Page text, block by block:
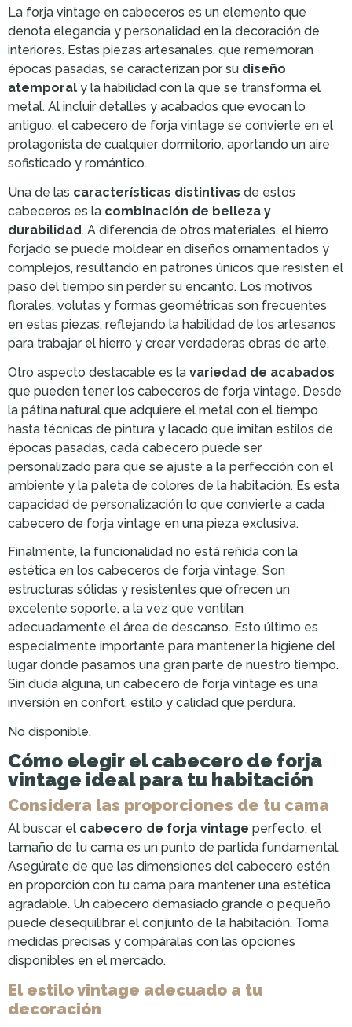
La forja vintage en cabeceros es un elemento que
denota elegancia y personalidad en la decoración de
interiores. Estas piezas artesanales, que rememoran
épocas pasadas, se caracterizan por su diseño
atemporal y la habilidad con la que se transforma el
metal. Al incluir detalles y acabados que evocan lo
antiguo, el cabecero de forja vintage se convierte en el
protagonista de cualquier dormitorio, aportando un aire
sofisticado y romántico.
Una de las características distintivas de estos
cabeceros es la combinación de belleza y
durabilidad. A diferencia de otros materiales, el hierro
forjado se puede moldear en diseños ornamentados y
complejos, resultando en patrones únicos que resisten el
paso del tiempo sin perder su encanto. Los motivos
florales, volutas y formas geométricas son frecuentes
en estas piezas, reflejando la habilidad de los artesanos
para trabajar el hierro y crear verdaderas obras de arte.
Otro aspecto destacable es la variedad de acabados
que pueden tener los cabeceros de forja vintage. Desde
la pátina natural que adquiere el metal con el tiempo
hasta técnicas de pintura y lacado que imitan estilos de
épocas pasadas, cada cabecero puede ser
personalizado para que se ajuste a la perfección con el
ambiente y la paleta de colores de la habitación. Es esta
capacidad de personalización lo que convierte a cada
cabecero de forja vintage en una pieza exclusiva.
Finalmente, la funcionalidad no está reñida con la
estética en los cabeceros de forja vintage. Son
estructuras sólidas y resistentes que ofrecen un
excelente soporte, a la vez que ventilan
adecuadamente el área de descanso. Esto último es
especialmente importante para mantener la higiene del
lugar donde pasamos una gran parte de nuestro tiempo.
Sin duda alguna, un cabecero de forja vintage es una
inversión en confort, estilo y calidad que perdura.
No disponible.
Cómo elegir el cabecero de forja
vintage ideal para tu habitación
Considera las proporciones de tu cama
Al buscar el cabecero de forja vintage perfecto, el
tamaño de tu cama es un punto de partida fundamental.
Asegúrate de que las dimensiones del cabecero estén
en proporción con tu cama para mantener una estética
agradable. Un cabecero demasiado grande o pequeño
puede desequilibrar el conjunto de la habitación. Toma
medidas precisas y compáralas con las opciones
disponibles en el mercado.
El estilo vintage adecuado a tu
decoración